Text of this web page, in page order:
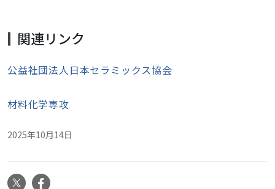
関連リンク
公益社団法人日本セラミックス協会
材料化学専攻
2025年10月14日
X